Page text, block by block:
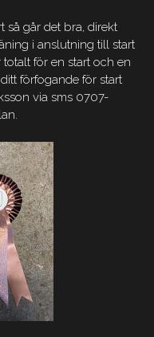
så går det bra, direkt
i anslutning till start
för en start och en
förfogande för start
via sms 0707-